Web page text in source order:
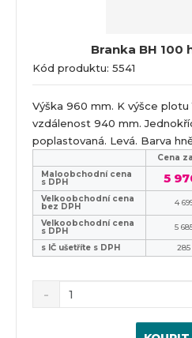
Branka BH 100
Kód produktu: 5541
Výška 960 mm. K výšce plotu
vzdálenost 940 mm.
poplastovaná. Levá. Barva
Cena
Maloobchodní cena
s DPH 5
Velkoobchodní cena
bez DPH 4
Velkoobchodní cena
s DPH 5
s IČ ušetříte s DPH